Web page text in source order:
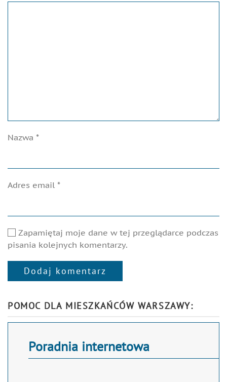
Nazwa *
Adres email *
Zapamiętaj moje dane w tej przeglądarce podczas
pisania kolejnych komentarzy.
Dodaj komentarz
POMOC DLA MIESZKAŃCÓW WARSZAWY:
Poradnia internetowa